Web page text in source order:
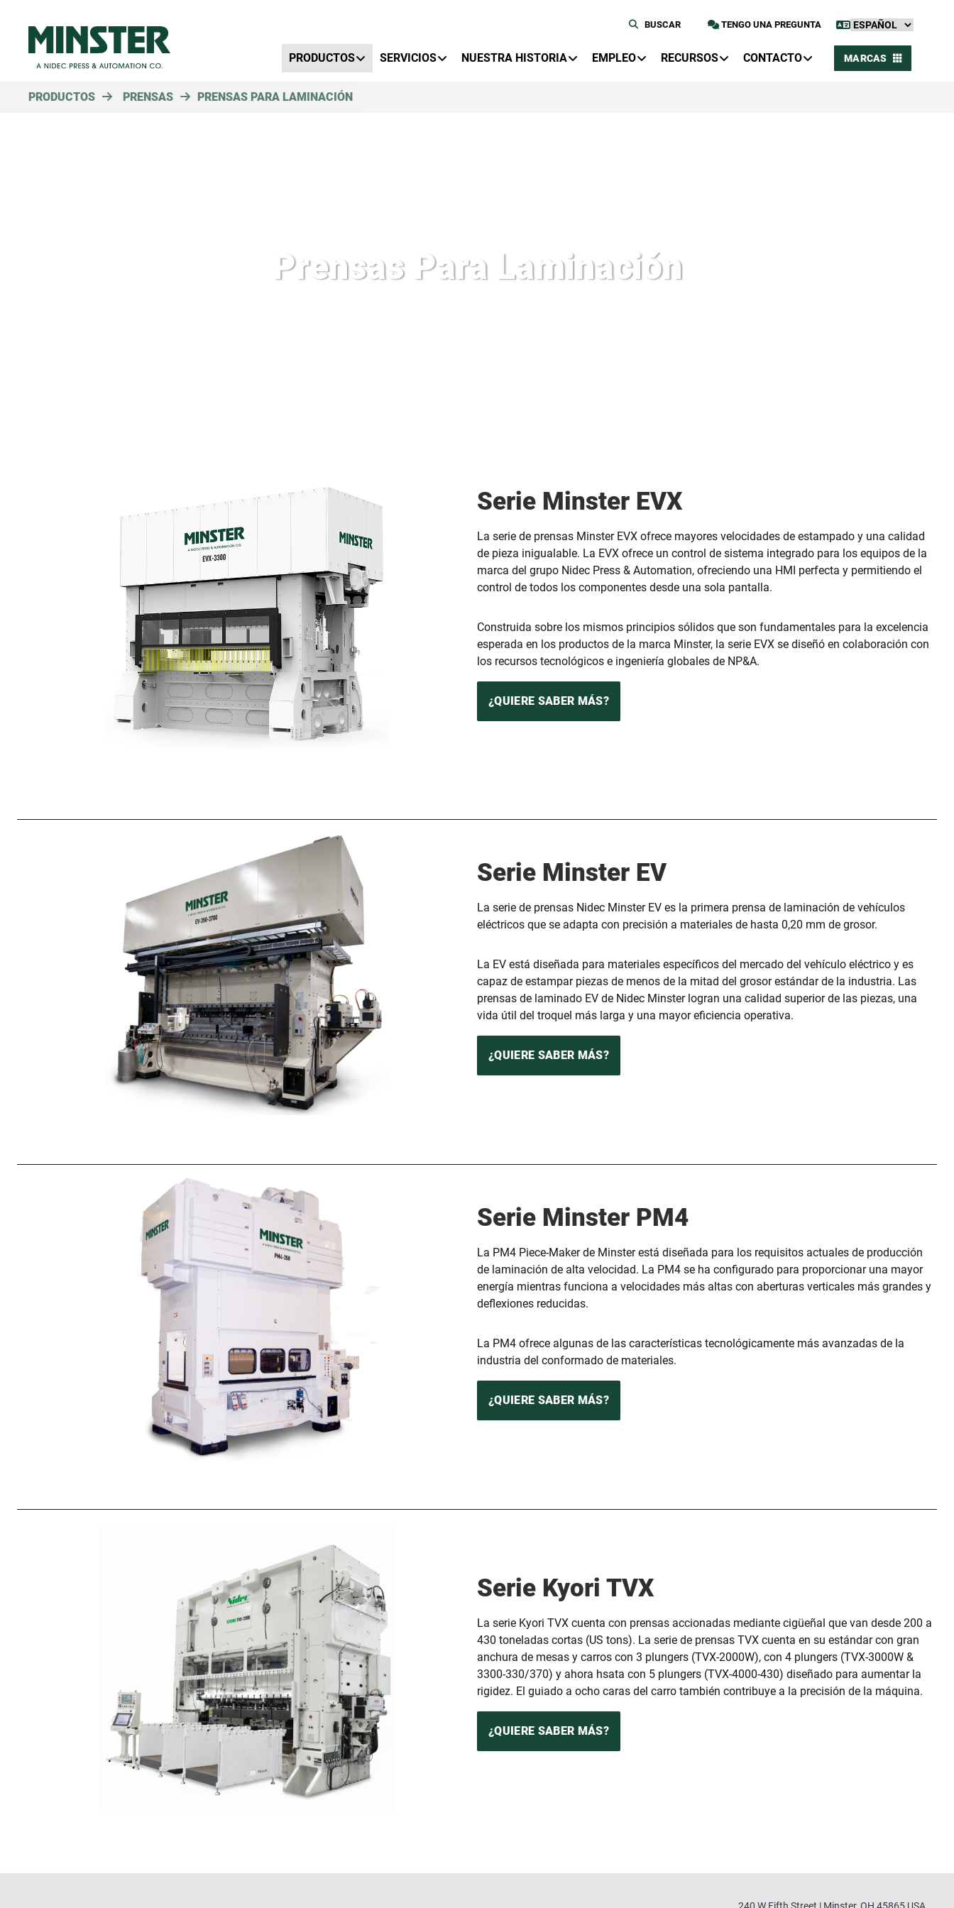
TENGO UNA PREGUNTA
BUSCAR
Primary Menu
PRODUCTOS
SERVICIOS NUESTRA HISTORIA EMPLEO RECURSOS CONTACTO MARCAS
PRODUCTOS PRENSAS PRENSAS PARA LAMINACIÓN
Prensas Para Laminación
Serie Minster EVX
La serie de prensas Minster EVX ofrece mayores velocidades de estampado y una calidad
de pieza inigualable. La EVX ofrece un control de sistema integrado para los equipos de la
marca del grupo Nidec Press & Automation, ofreciendo una HMI perfecta y permitiendo el
control de todos los componentes desde una sola pantalla.
Construida sobre los mismos principios sólidos que son fundamentales para la excelencia
esperada en los productos de la marca Minster, la serie EVX se diseñó en colaboración con
los recursos tecnológicos e ingeniería globales de NP&A.
¿QUIERE SABER MÁS?
Serie Minster EV
La serie de prensas Nidec Minster EV es la primera prensa de laminación de vehículos
eléctricos que se adapta con precisión a materiales de hasta 0,20 mm de grosor.
La EV está diseñada para materiales específicos del mercado del vehículo eléctrico y es
capaz de estampar piezas de menos de la mitad del grosor estándar de la industria. Las
prensas de laminado EV de Nidec Minster logran una calidad superior de las piezas, una
vida útil del troquel más larga y una mayor eficiencia operativa.
¿QUIERE SABER MÁS?
Serie Minster PM4
La PM4 Piece-Maker de Minster está diseñada para los requisitos actuales de producción
de laminación de alta velocidad. La PM4 se ha configurado para proporcionar una mayor
energía mientras funciona a velocidades más altas con aberturas verticales más grandes y
deflexiones reducidas.
La PM4 ofrece algunas de las características tecnológicamente más avanzadas de la
industria del conformado de materiales.
¿QUIERE SABER MÁS?
Serie Kyori TVX
La serie Kyori TVX cuenta con prensas accionadas mediante cigüeñal que van desde 200 a
430 toneladas cortas (US tons). La serie de prensas TVX cuenta en su estándar con gran
anchura de mesas y carros con 3 plungers (TVX-2000W), con 4 plungers (TVX-3000W &
3300-330/370) y ahora hsata con 5 plungers (TVX-4000-430) diseñado para aumentar la
rigidez. El guiado a ocho caras del carro también contribuye a la precisión de la máquina.
¿QUIERE SABER MÁS?